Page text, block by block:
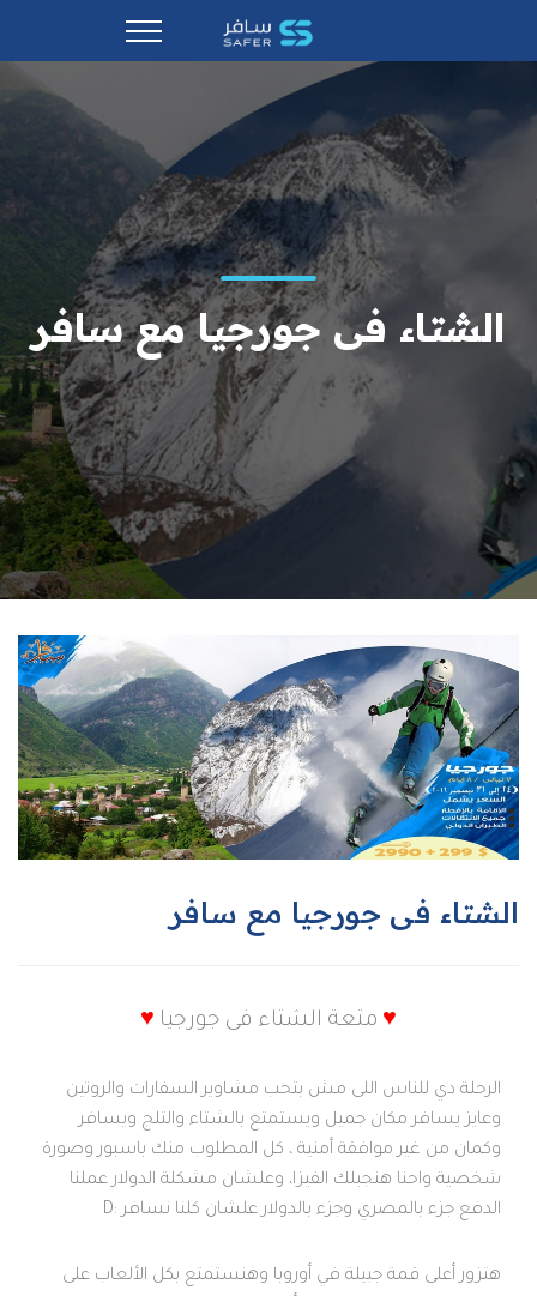
الشتاء فى جورجيا مع سافر
الشتاء فى جورجيا مع سافر
♥ متعة الشتاء فى جورجيا ♥
الرحلة دي للناس اللى مش بتحب مشاوير السفارات والروتين
وعايز يسافر مكان جميل ويستمتع بالشتاء والتلج ويسافر
وكمان من غير موافقة أمنية ، كل المطلوب منك باسبور وصورة
شخصية واحنا هنجبلك الفيزا، وعلشان مشكلة الدولار عملنا
الدفع جزء بالمصري وجزء بالدولار علشان كلنا نسافر :D
هتزور أعلى قمة جبيلة في أوروبا وهنستمتع بكل الألعاب على